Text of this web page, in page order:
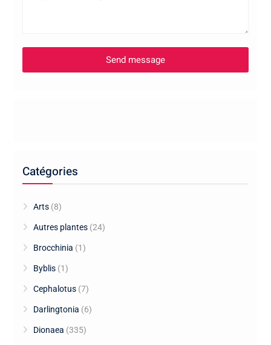
Catégories
Arts (8)
Autres plantes (24)
Brocchinia (1)
Byblis (1)
Cephalotus (7)
Darlingtonia (6)
Dionaea (335)